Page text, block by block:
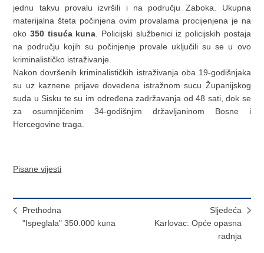
jednu takvu provalu izvršili i na području Zaboka. Ukupna
materijalna šteta počinjena ovim provalama procijenjena je na
oko350 tisuća kuna . Policijski službenici iz policijskih postaja
na području kojih su počinjenje provale uključili su se u ovo
kriminalističko istraživanje.
Nakon dovršenih kriminalističkih istraživanja oba 19-godišnjaka
su uz kaznene prijave dovedena istražnom sucu Županijskog
suda u Sisku te su im određena zadržavanja od 48 sati, dok se
za osumnjičenim 34-godišnjim državljaninom Bosne i
Hercegovine traga.
Pisane vijesti
Prethodna
"Ispeglala" 350.000 kuna
Sljedeća
Karlovac: Opće opasna
radnja